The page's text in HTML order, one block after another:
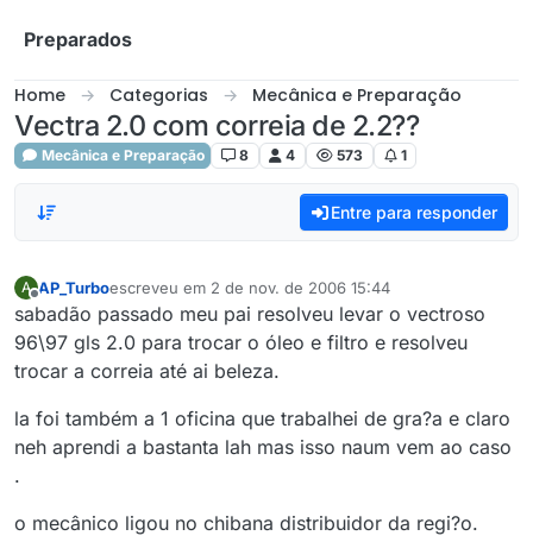
Preparados
Home Categorias Mecânica e Preparação
Vectra 2.0 com correia de 2.2??
Mecânica e Preparação 8 4 573 1
Entre para responder
A
Offline
AP_Turboescreveu em 2 de nov. de 2006 15:44
última edição por
sabadão passado meu pai resolveu levar o vectroso
96\97 gls 2.0 para trocar o óleo e filtro e resolveu
trocar a correia até ai beleza.
la foi também a 1 oficina que trabalhei de gra?a e claro
neh aprendi a bastanta lah mas isso naum vem ao caso
.
o mecânico ligou no chibana distribuidor da regi?o.